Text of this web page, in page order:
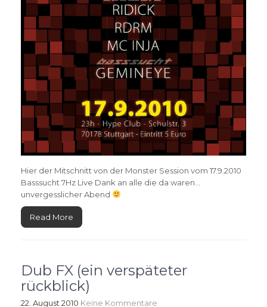
Hier der Mitschnitt von der Monster Session vom 17.9.2010
Basssucht 7Hz Live Dank an alle die da waren…
unvergesslicher Abend
Read More
Dub FX (ein verspäteter
rückblick)
22. August 2010 Keine Kommentare